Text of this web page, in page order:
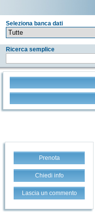
Seleziona banca dati
Ricerca semplice
Prenota
Chiedi info
Lascia un commento